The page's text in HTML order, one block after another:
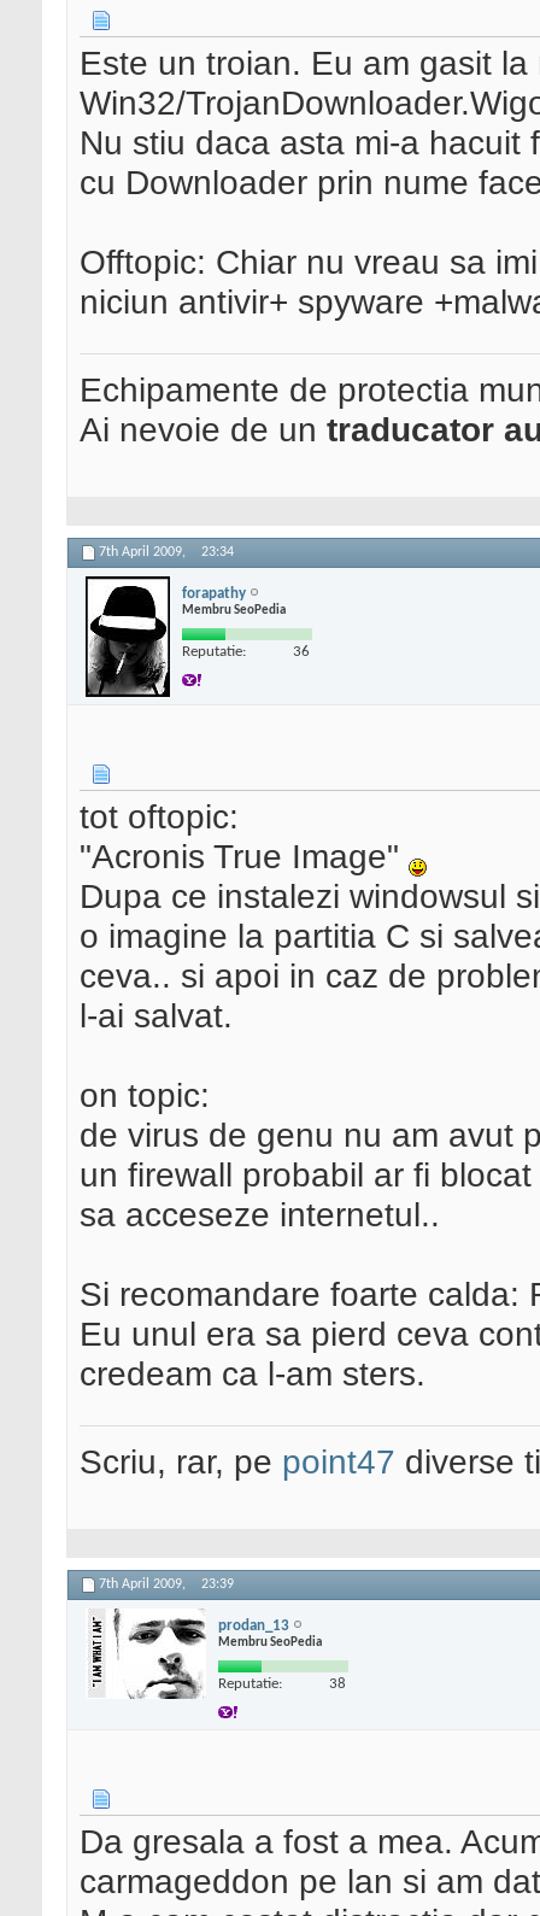
Este un troian. Eu am gasit la
Win32/
Nu stiu daca asta mi-a
cu Downloader prin nume
Offtopic: Chiar nu vreau sa
niciun antivir+ spyware
Echipamente de protectia
Ai nevoie de un traducator
7th April 2009, 23:34
forapathy
Membru SeoPedia
Reputatie: 36
tot oftopic:
"Acronis True Image"
Dupa ce instalezi windowsul
o imagine la partitia C si
ceva.. si apoi in caz de
l-ai salvat.
on topic:
de virus de genu nu am avut
un firewall probabil ar fi
sa acceseze internetul..
Si recomandare foarte calda:
Eu unul era sa pierd ceva
credeam ca l-am sters.
Scriu, rar, pe point47 diverse
7th April 2009, 23:39
prodan_13
Membru SeoPedia
Reputatie: 38
Da gresala a fost a mea.
carmageddon pe lan si am